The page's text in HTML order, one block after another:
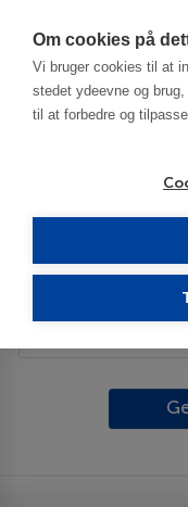
Om cookies på
Vi bruger cookies til at
stedet ydeevne og
til at forbedre og
Macomb
Beskrivelse